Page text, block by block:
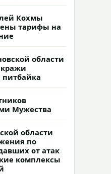
Кохмы
тарифы на
области
кражи
питбайка
Мужества
области
по
от атак
комплексы